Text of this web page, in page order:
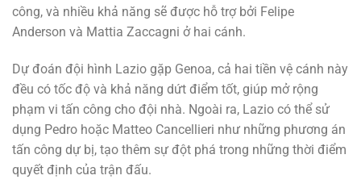
công, và nhiều khả năng sẽ được hỗ trợ bởi Felipe
Anderson và Mattia Zaccagni ở hai cánh.
Dự đoán đội hình Lazio gặp Genoa, cả hai tiền vệ cánh này
đều có tốc độ và khả năng dứt điểm tốt, giúp mở rộng
phạm vi tấn công cho đội nhà. Ngoài ra, Lazio có thể sử
dụng Pedro hoặc Matteo Cancellieri như những phương án
tấn công dự bị, tạo thêm sự đột phá trong những thời điểm
quyết định của trận đấu​.